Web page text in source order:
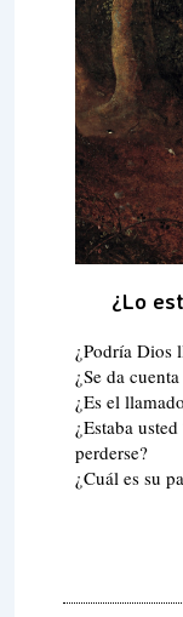
¿Lo
¿Podría Dios
¿Se da
¿Es el
¿Estaba
perderse?
¿Cuál es su